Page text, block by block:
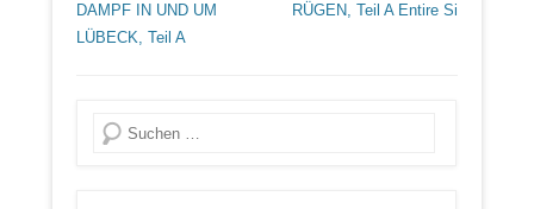
DAMPF IN UND UM
LÜBECK, Teil A
RÜGEN, Teil A Entire Si
Suche